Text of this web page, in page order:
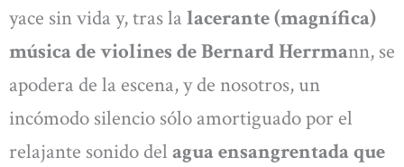
yace sin vida y, tras la lacerante (magnífica)
música de violines de Bernard Herrmann, se
apodera de la escena, y de nosotros, un
incómodo silencio sólo amortiguado por el
relajante sonido del agua ensangrentada que